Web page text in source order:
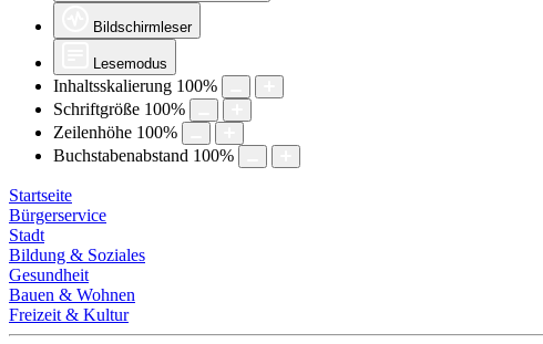
Bildschirmleser
Lesemodus
Inhaltsskalierung 100%
Schriftgröße 100%
Zeilenhöhe 100%
Buchstabenabstand 100%
Startseite
Bürgerservice
Stadt
Bildung & Soziales
Gesundheit
Bauen & Wohnen
Freizeit & Kultur